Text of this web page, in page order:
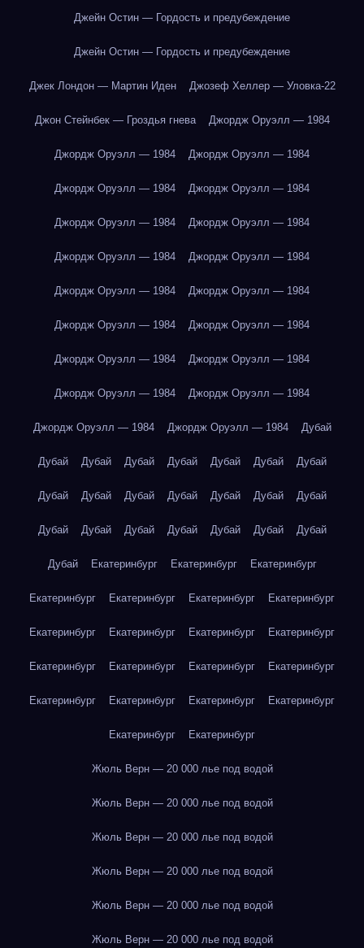
Джейн Остин — Гордость и предубеждение
Джейн Остин — Гордость и предубеждение
Джек Лондон — Мартин Иден Джозеф Хеллер — Уловка-22
Джон Стейнбек — Гроздья гнева Джордж Оруэлл — 1984
Джордж Оруэлл — 1984 Джордж Оруэлл — 1984
Джордж Оруэлл — 1984 Джордж Оруэлл — 1984
Джордж Оруэлл — 1984 Джордж Оруэлл — 1984
Джордж Оруэлл — 1984 Джордж Оруэлл — 1984
Джордж Оруэлл — 1984 Джордж Оруэлл — 1984
Джордж Оруэлл — 1984 Джордж Оруэлл — 1984
Джордж Оруэлл — 1984 Джордж Оруэлл — 1984
Джордж Оруэлл — 1984 Джордж Оруэлл — 1984
Джордж Оруэлл — 1984 Джордж Оруэлл — 1984 Дубай
Дубай Дубай Дубай Дубай Дубай Дубай Дубай
Дубай Дубай Дубай Дубай Дубай Дубай Дубай
Дубай Дубай Дубай Дубай Дубай Дубай Дубай
Дубай Екатеринбург Екатеринбург Екатеринбург
Екатеринбург Екатеринбург Екатеринбург Екатеринбург
Екатеринбург Екатеринбург Екатеринбург Екатеринбург
Екатеринбург Екатеринбург Екатеринбург Екатеринбург
Екатеринбург Екатеринбург Екатеринбург Екатеринбург
Екатеринбург Екатеринбург
Жюль Верн — 20 000 лье под водой
Жюль Верн — 20 000 лье под водой
Жюль Верн — 20 000 лье под водой
Жюль Верн — 20 000 лье под водой
Жюль Верн — 20 000 лье под водой
Жюль Верн — 20 000 лье под водой